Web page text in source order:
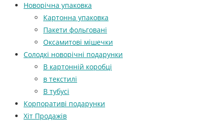
Новорічна упаковка
Картонна упаковка
Пакети фольговані
Оксамитові мішечки
Солодкі новорічні подарунки
В картонній коробці
в текстилі
В тубусі
Корпоративі подарунки
Хіт Продажів